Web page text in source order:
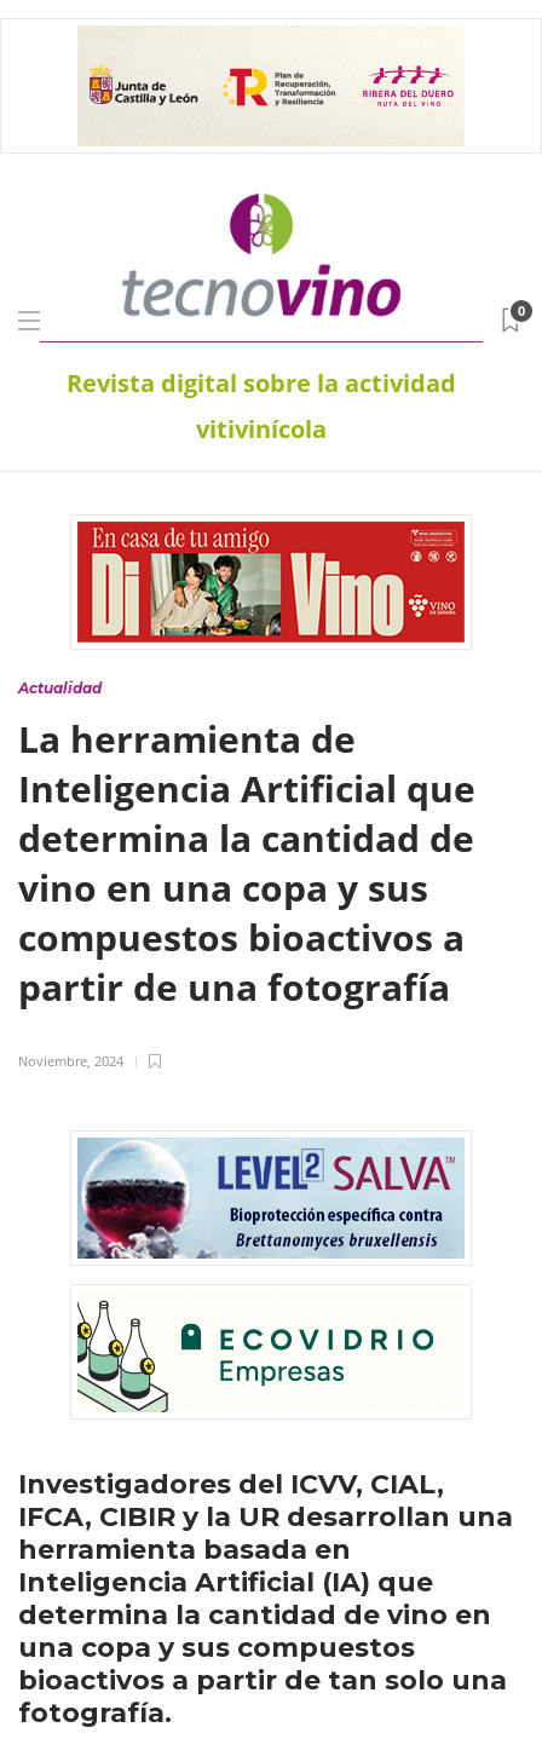
Revista digital sobre la actividad
vitivinícola
0
Actualidad
La herramienta de
Inteligencia Artificial que
determina la cantidad de
vino en una copa y sus
compuestos bioactivos a
partir de una fotografía
Noviembre, 2024
Investigadores del ICVV, CIAL,
IFCA, CIBIR y la UR desarrollan una
herramienta basada en
Inteligencia Artificial (IA) que
determina la cantidad de vino en
una copa y sus compuestos
bioactivos a partir de tan solo una
fotografía.